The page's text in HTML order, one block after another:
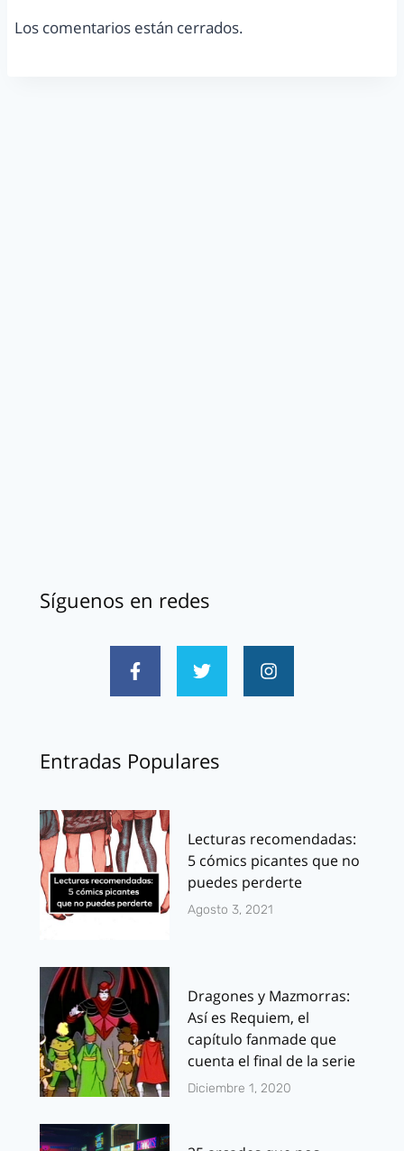
Los comentarios están cerrados.
Síguenos en redes
Entradas Populares
Lecturas recomendadas:
5 cómics picantes que no
puedes perderte
Agosto 3, 2021
Dragones y Mazmorras:
Así es Requiem, el
capítulo fanmade que
cuenta el final de la serie
Diciembre 1, 2020